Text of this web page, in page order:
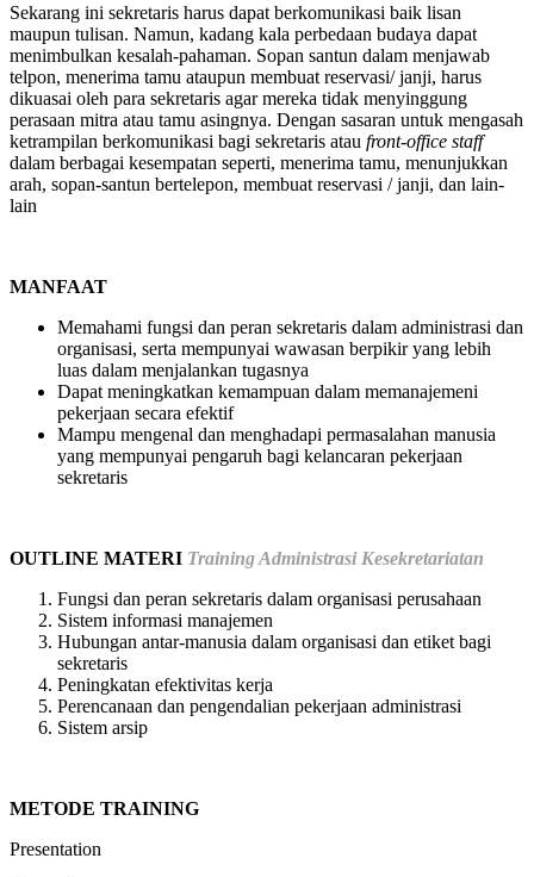
Sekarang ini sekretaris harus dapat berkomunikasi baik lisan
maupun tulisan. Namun, kadang kala perbedaan budaya dapat
menimbulkan kesalah-pahaman. Sopan santun dalam menjawab
telpon, menerima tamu ataupun membuat reservasi/ janji, harus
dikuasai oleh para sekretaris agar mereka tidak menyinggung
perasaan mitra atau tamu asingnya. Dengan sasaran untuk mengasah
ketrampilan berkomunikasi bagi sekretaris atau front-office staff
dalam berbagai kesempatan seperti, menerima tamu, menunjukkan
arah, sopan-santun bertelepon, membuat reservasi / janji, dan lain-
lain
MANFAAT
Memahami fungsi dan peran sekretaris dalam administrasi dan
organisasi, serta mempunyai wawasan berpikir yang lebih
luas dalam menjalankan tugasnya
Dapat meningkatkan kemampuan dalam memanajemeni
pekerjaan secara efektif
Mampu mengenal dan menghadapi permasalahan manusia
yang mempunyai pengaruh bagi kelancaran pekerjaan
sekretaris
OUTLINE MATERI Training Administrasi Kesekretariatan
Fungsi dan peran sekretaris dalam organisasi perusahaan
Sistem informasi manajemen
Hubungan antar-manusia dalam organisasi dan etiket bagi
sekretaris
Peningkatan efektivitas kerja
Perencanaan dan pengendalian pekerjaan administrasi
Sistem arsip
METODE TRAINING
Presentation